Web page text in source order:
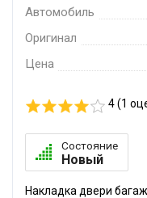
Автомобиль
Оригинал
Цена
4 (1
Состояние
Новый
Накладка двери